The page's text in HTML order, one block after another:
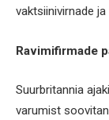
vaktsiinivirnade
Ravimifirmade
Suurbritannia
varumist